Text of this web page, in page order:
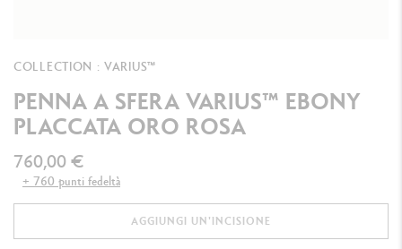
COLLECTION : VARIUS™
PENNA A SFERA VARIUS™ EBONY
PLACCATA ORO ROSA
760,00 €
+ 760 punti fedeltà
AGGIUNGI UN'INCISIONE